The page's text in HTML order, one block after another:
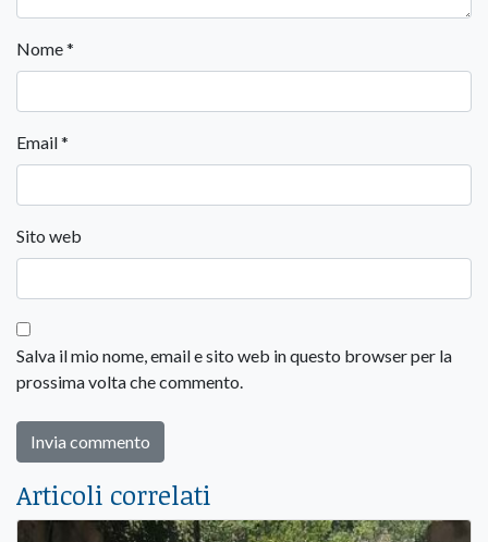
Nome*
Email*
Sito web
Salva il mio nome, email e sito web in questo browser per la
prossima volta che commento.
Articoli correlati